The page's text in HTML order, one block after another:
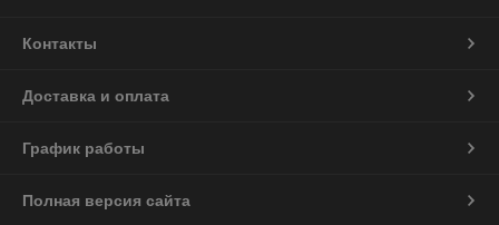
Контакты
Доставка и оплата
График работы
Полная версия сайта